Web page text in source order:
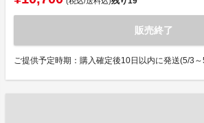
販売終了
ご提供予定時期：購入確定後10日以内に発送(5/3